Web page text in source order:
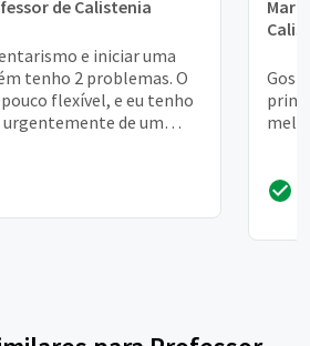
de Calistenia
e iniciar uma
tenho 2 problemas. O
flexível, e eu tenho
de um